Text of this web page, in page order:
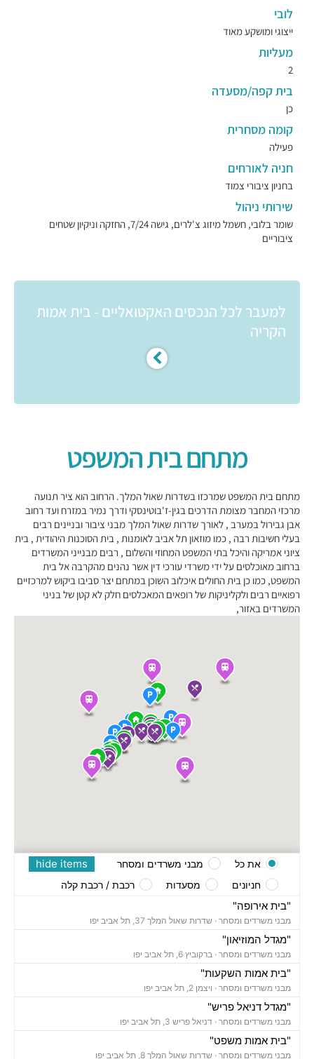
לובי
ייצוגי ומושקע מאוד
מעליות
2
בית קפה/מסעדה
כן
קומה מסחרית
פעילה
חניה לאורחים
בחניון ציבורי צמוד
שירותי ניהול
שומר בלובי, חשמל מיזוג צ'לרים, גישה 7/24, החזקה וניקיון שטחים
ציבוריים
למעבר לכל הנכסים האקטואליים - בית אמות
הקריה
מתחם בית המשפט
מתחם בית המשפט שמרכזו בשדרות שאול המלך. הרחוב הוא ציר תנועה
מרכזי המחבר מצומת הדרכים בגין-ז'בוטינסקי ודרך נמיר במזרח ועד רחוב
אבן גבירול במערב , לאורך שדרות שאול המלך מבני ציבור ובניינים רבים
בעלי חשיבות רבה , כמו מוזאון תל אביב לאומנות , בית הסוכנות היהודית , בית
ציוני אמריקה והיכל בתי המשפט המחוזי והשלום , רבים מבנייני המשרדים
ברחוב מאוכלסים על ידי משרדי עורכי דין אשר נהנים מהקרבה אל בית
המשפט, כמו כן בית החולים איכלוב השוכן במתחם יצר סביבו ביקוש למרכזיים
רפואיים רבים ולקליניקות של רופאים המאכלסים חלק לא קטן של בניני
המשרדים באזור,
"בית אירופה"
מבני משרדים ומסחר · שדרות שאול המלך 37, תל אביב יפו
"מגדל המוזיאון"
מבני משרדים ומסחר · ברקוביץ 6, תל אביב יפו
"בית אמות השקעות"
מבני משרדים ומסחר · ויצמן 2, תל אביב יפו
"מגדל דניאל פריש"
מבני משרדים ומסחר · דניאל פריש 3, תל אביב יפו
"בית אמות משפט"
מבני משרדים ומסחר · שדרות שאול המלך 8, תל אביב יפו
hide items את כל
מבני משרדים ומסחר
חניונים
מסעדות רכבת / רכבת קלה